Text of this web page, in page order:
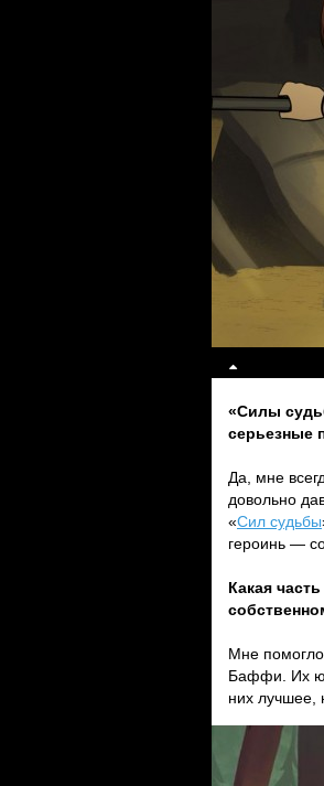
«Силы
серьезные
Да, мне
довольно
«Сил судьбы
героинь —
Какая
Мне
Баффи. Их
них лучшее,